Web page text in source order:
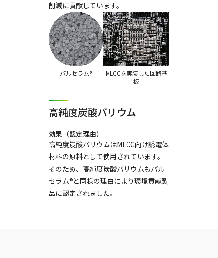
削減に貢献しています。
パルセラム®
MLCCを実装した回路基
板
高純度炭酸バリウム
効果（認定理由）
高純度炭酸バリウムはMLCC向け誘電体
材料の原料として使用されています。
そのため、高純度炭酸バリウムもパル
セラム®と同様の理由により環境貢献製
品に認定されました。